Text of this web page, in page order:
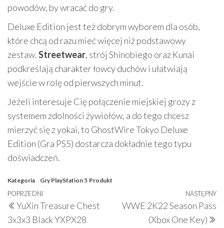
powodów, by wracać do gry.
Deluxe Edition jest też dobrym wyborem dla osób,
które chcą od razu mieć więcej niż podstawowy
zestaw.Streetwear, strój Shinobiego oraz Kunai
podkreślają charakter łowcy duchów i ułatwiają
wejście w rolę od pierwszych minut.
Jeżeli interesuje Cię połączenie miejskiej grozy z
systemem zdolności żywiołów, a do tego chcesz
mierzyć się z yokai, to GhostWire Tokyo Deluxe
Edition (Gra PS5) dostarcza dokładnie tego typu
doświadczeń.
Kategoria Gry PlayStation 5 Produkt
Nawigacja
wpisu
Poprzedni
wpis
POPRZEDNI
YuXin Treasure Chest
3x3x3 Black YXPX28
NASTĘPNY
WWE 2K22 Season Pass
(Xbox One Key)